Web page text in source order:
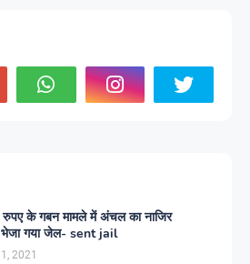
रुपए के गबन मामले में अंचल का नाजिर
भेजा गया जेल- sent jail
2021